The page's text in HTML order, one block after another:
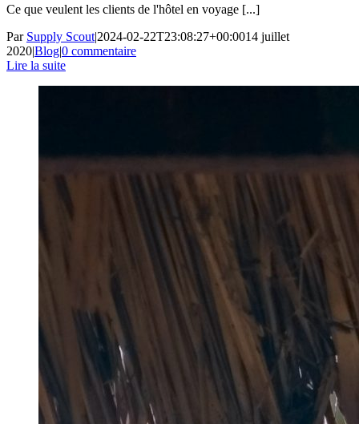
Ce que veulent les clients de l'hôtel en voyage [...]
Par Supply Scout|2024-02-22T23:08:27+00:0014 juillet
2020|Blog|0 commentaire
Lire la suite